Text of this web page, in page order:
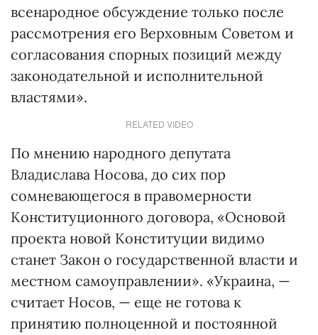
всенародное обсуждение только после
рассмотрения его Верховным Советом и
согласования спорных позиций между
законодательной и исполнительной
властями».
RELATED VIDEO
По мнению народного депутата
Владислава Носова, до сих пор
сомневающегося в правомерности
Конституционного договора, «Основой
проекта новой Конституции видимо
станет Закон о государственной власти и
местном самоуправлении». «Украина, —
считает Носов, — еще не готова к
принятию полноценной и постоянной